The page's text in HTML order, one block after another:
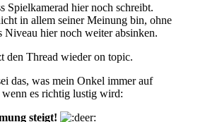
Spielkamerad hier noch schreibt.
in allem seiner Meinung bin, ohne
Niveau hier noch weiter absinken.
den Thread wieder on topic.
das, was mein Onkel immer auf
wenn es richtig lustig wird:
steigt!